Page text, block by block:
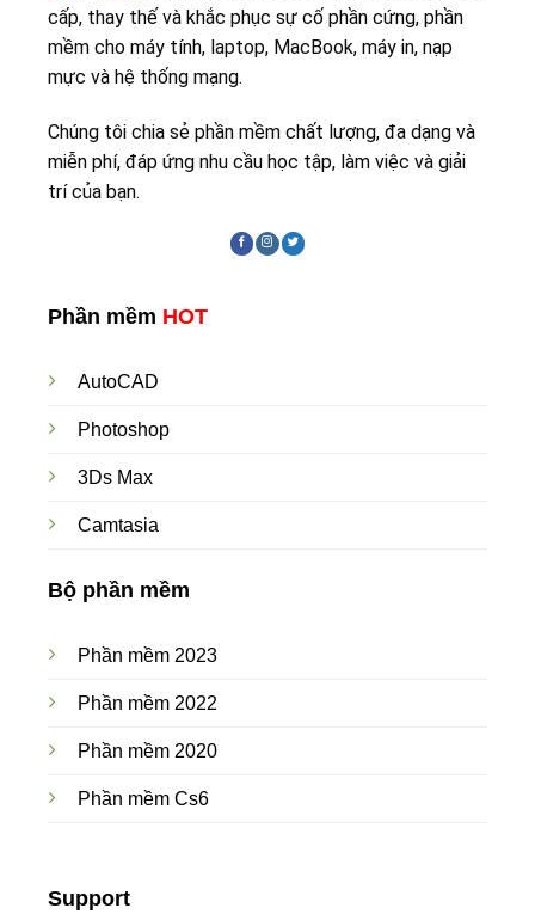
cấp, thay thế và khắc phục sự cố phần cứng, phần
mềm cho máy tính, laptop, MacBook, máy in, nạp
mực và hệ thống mạng.
Chúng tôi chia sẻ phần mềm chất lượng, đa dạng và
miễn phí, đáp ứng nhu cầu học tập, làm việc và giải
trí của bạn.
Phần mềm HOT
AutoCAD
Photoshop
3Ds Max
Camtasia
Bộ phần mềm
Phần mềm 2023
Phần mềm 2022
Phần mềm 2020
Phần mềm Cs6
Support